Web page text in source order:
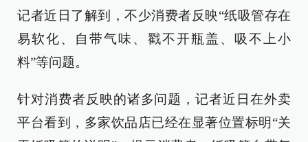
记者近日了解到，不少消费者反映“纸吸管存在
易软化、自带气味、戳不开瓶盖、吸不上小
料”等问题。
针对消费者反映的诸多问题，记者近日在外卖
平台看到，多家饮品店已经在显著位置标明“关